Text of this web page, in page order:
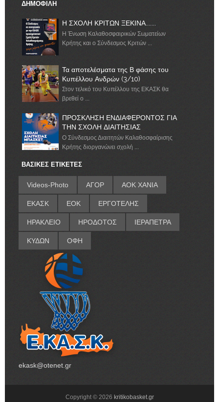
ΔΗΜΟΦΙΛΗ
Η ΣΧΟΛΗ ΚΡΙΤΩΝ ΞΕΚΙΝΑ.......
Η Ένωση Καλαθοσφαιρικών Σωματείων
Κρήτης και ο Σύνδεσμος Κριτών ...
Τα αποτελέσματα της Β φάσης του
Κυπέλλου Ανδρών (3/10)
Στον τελικό του Κυπέλλου της ΕΚΑΣΚ θα
βρεθεί ο ...
ΠΡΟΣΚΛΗΣΗ ΕΝΔΙΑΦΕΡΟΝΤΟΣ ΓΙΑ
ΤΗΝ ΣΧΟΛΗ ΔΙΑΙΤΗΣΙΑΣ
Ο Σύνδεσμος Διαιτητών Καλαθοσφαίρισης
Κρήτης διοργανώνει σχολή ...
ΒΑΣΙΚΕΣ ΕΤΙΚΕΤΕΣ
Videos-Photo ΑΓΟΡ ΑΟΚ ΧΑΝΙΑ
ΕΚΑΣΚ ΕΟΚ ΕΡΓΟΤΕΛΗΣ
ΗΡΑΚΛΕΙΟ ΗΡΟΔΟΤΟΣ ΙΕΡΑΠΕΤΡΑ
ΚΥΔΩΝ ΟΦΗ
ekask@otenet.gr
Copyright © 2026 kritikobasket.gr